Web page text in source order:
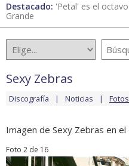
Destacado: 'Petal' es el
Grande
Sexy Zebras
Discografía Noticias Fotos
Imagen de Sexy Zebras en el
Foto 2 de 16